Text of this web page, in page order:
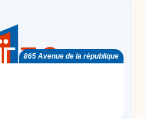
865 Avenue de la république